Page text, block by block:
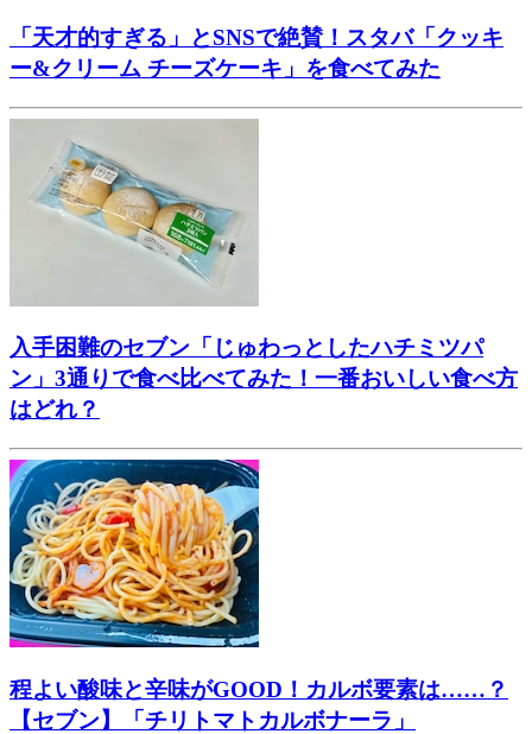
「天才的すぎる」とSNSで絶賛！スタバ「クッキ
ー&クリーム チーズケーキ」を食べてみた
入手困難のセブン「じゅわっとしたハチミツパ
ン」3通りで食べ比べてみた！一番おいしい食べ方
はどれ？
程よい酸味と辛味がGOOD！カルボ要素は……？
【セブン】「チリトマトカルボナーラ」